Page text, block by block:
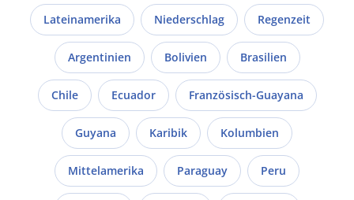
Lateinamerika Niederschlag Regenzeit
Argentinien Bolivien Brasilien
Chile Ecuador Französisch-Guayana
Guyana Karibik Kolumbien
Mittelamerika Paraguay Peru